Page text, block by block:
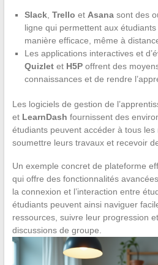
Slack, Trello et Asanasont des
ligne qui permettent aux
manière efficace, même à
Les applications interactives et
Quizletet H5Poffrent des
connaissances et de rendre
Les logiciels de gestion de
et LearnDash fournissent des
étudiants peuvent accéder à tous les
soumettre leurs travaux et recevoir
Un exemple concret de plateforme
qui offre des fonctionnalités
la connexion et l’interaction entre
étudiants peuvent ainsi naviguer
ressources, suivre leur progression
discussions de groupe.